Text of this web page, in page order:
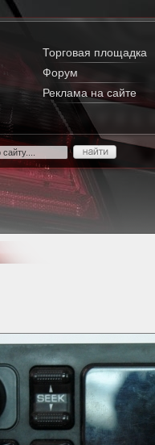
Торговая площадка
Форум
Реклама на сайте